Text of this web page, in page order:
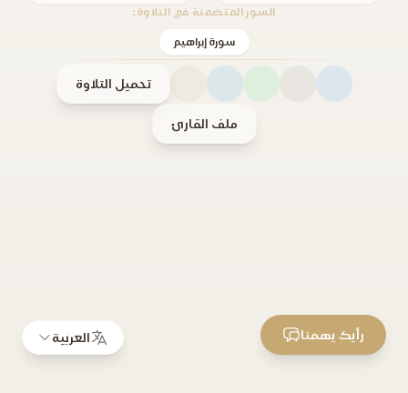
السور المتضمنة في التلاوة:
سورة إبراهيم
تحميل التلاوة
ملف القارئ
العربية رأيك يهمنا